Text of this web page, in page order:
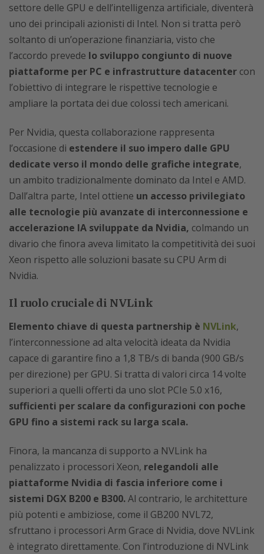
settore delle GPU e dell’intelligenza artificiale, diventerà
uno dei principali azionisti di Intel. Non si tratta però
soltanto di un’operazione finanziaria, visto che
l’accordo prevede lo sviluppo congiunto di nuove
piattaforme per PC e infrastrutture datacenter con
l’obiettivo di integrare le rispettive tecnologie e
ampliare la portata dei due colossi tech americani.
Per Nvidia, questa collaborazione rappresenta
l’occasione di estendere il suo impero dalle GPU
dedicate verso il mondo delle grafiche integrate,
un ambito tradizionalmente dominato da Intel e AMD.
Dall’altra parte, Intel ottiene un accesso privilegiato
alle tecnologie più avanzate di interconnessione e
accelerazione IA sviluppate da Nvidia, colmando un
divario che finora aveva limitato la competitività dei suoi
Xeon rispetto alle soluzioni basate su CPU Arm di
Nvidia.
Il ruolo cruciale di NVLink
Elemento chiave di questa partnership è NVLink,
l’interconnessione ad alta velocità ideata da Nvidia
capace di garantire fino a 1,8 TB/s di banda (900 GB/s
per direzione) per GPU. Si tratta di valori circa 14 volte
superiori a quelli offerti da uno slot PCIe 5.0 x16,
sufficienti per scalare da configurazioni con poche
GPU fino a sistemi rack su larga scala.
Finora, la mancanza di supporto a NVLink ha
penalizzato i processori Xeon, relegandoli alle
piattaforme Nvidia di fascia inferiore come i
sistemi DGX B200 e B300.Al contrario, le architetture
più potenti e ambiziose, come il GB200 NVL72,
sfruttano i processori Arm Grace di Nvidia, dove NVLink
è integrato direttamente. Con l’introduzione di NVLink